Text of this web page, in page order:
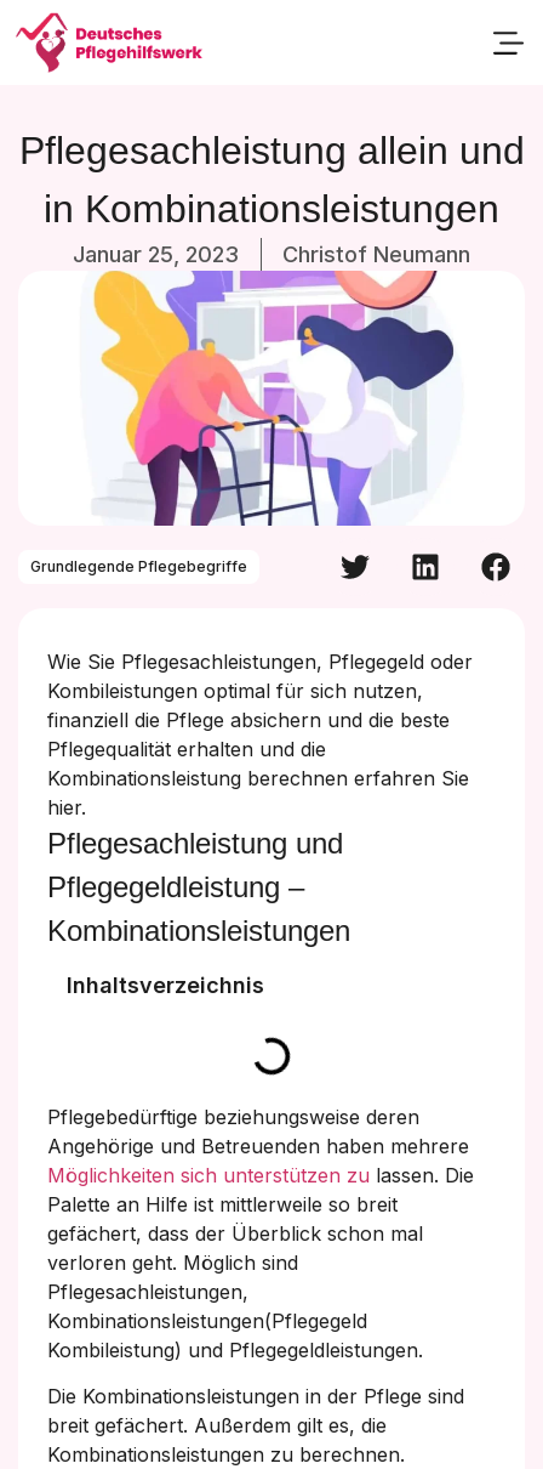
Pflegesachleistung allein und
in Kombinationsleistungen
Januar 25, 2023 Christof Neumann
Grundlegende Pflegebegriffe
Wie Sie Pflegesachleistungen, Pflegegeld oder
Kombileistungen optimal für sich nutzen,
finanziell die Pflege absichern und die beste
Pflegequalität erhalten und die
Kombinationsleistung berechnen erfahren Sie
hier.
Pflegesachleistung und
Pflegegeldleistung –
Kombinationsleistungen
Inhaltsverzeichnis
Pflegebedürftige beziehungsweise deren
Angehörige und Betreuenden haben mehrere
Möglichkeiten sich unterstützen zu lassen. Die
Palette an Hilfe ist mittlerweile so breit
gefächert, dass der Überblick schon mal
verloren geht. Möglich sind
Pflegesachleistungen,
Kombinationsleistungen(Pflegegeld
Kombileistung) und Pflegegeldleistungen.
Die Kombinationsleistungen in der Pflege sind
breit gefächert. Außerdem gilt es, die
Kombinationsleistungen zu berechnen.